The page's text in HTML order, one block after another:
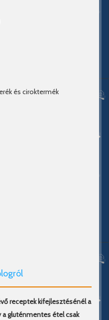
és ciroktermék
receptek kifejlesztésénél a
gluténmentes étel csak